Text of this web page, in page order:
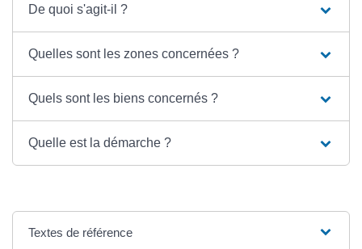
De quoi s'agit-il ?
Quelles sont les zones concernées ?
Quels sont les biens concernés ?
Quelle est la démarche ?
Textes de référence